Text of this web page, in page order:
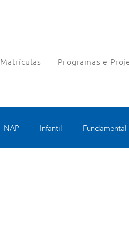
Matrículas Programas e
NAP Infantil Fundamental